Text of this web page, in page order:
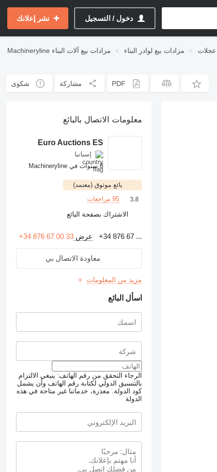
دخول / التسجيل نشر إعلانك
Machineryline مزادات بيع آلات البناء مزادات بيع لوادر البناء عجلات
PDF مشاركة شكوى
معلومات الاتصال بالبائع
Euro Auctions ES
إسبانيا
8 سنوات في Machineryline
بائع موثوق (معتمد)
3.8
95 مراجعات
الاشتراك بصفحة البائع
+34 876 67 ... عرض+34 876 67 00 33
معاودة الاتصال بي
مزيد من المعلومات
اسأل البائع
الرجاء التحقق من رقم الهاتف: ينبغي الالتزام
بالتنسيق الدولي لكتابة رقم الهاتف وأن يشمل
كود الدولة.
معذرة، خدماتنا غير متاحة في هذه
الدولة